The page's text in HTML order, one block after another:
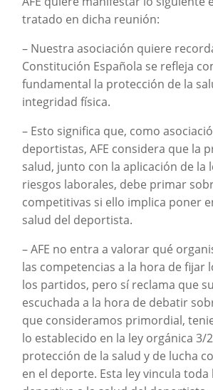
tratado en dicha reunión:
– Nuestra asociación quiere
Constitución Española se refleja
fundamental la protección de la
integridad física.
– Esto significa que, como
deportistas, AFE considera que la
salud, junto con la aplicación de la
riesgos laborales, debe primar
competitivas si ello implica poner
salud del deportista.
– AFE no entra a valorar qué
las competencias a la hora de fijar
los partidos, pero sí reclama que
escuchada a la hora de debatir
que consideramos primordial,
lo establecido en la ley orgánica 3/
protección de la salud y de lucha
en el deporte. Esta ley vincula toda